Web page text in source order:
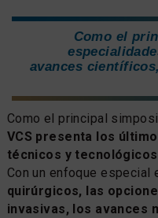
Como el
avances
Como el principal
VCS presenta los
técnicos y
Con un enfoque especial
quirúrgicos, las
invasivas, los avances